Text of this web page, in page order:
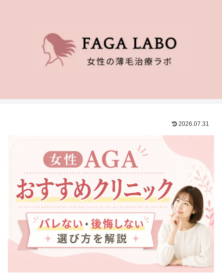
2026.07.31